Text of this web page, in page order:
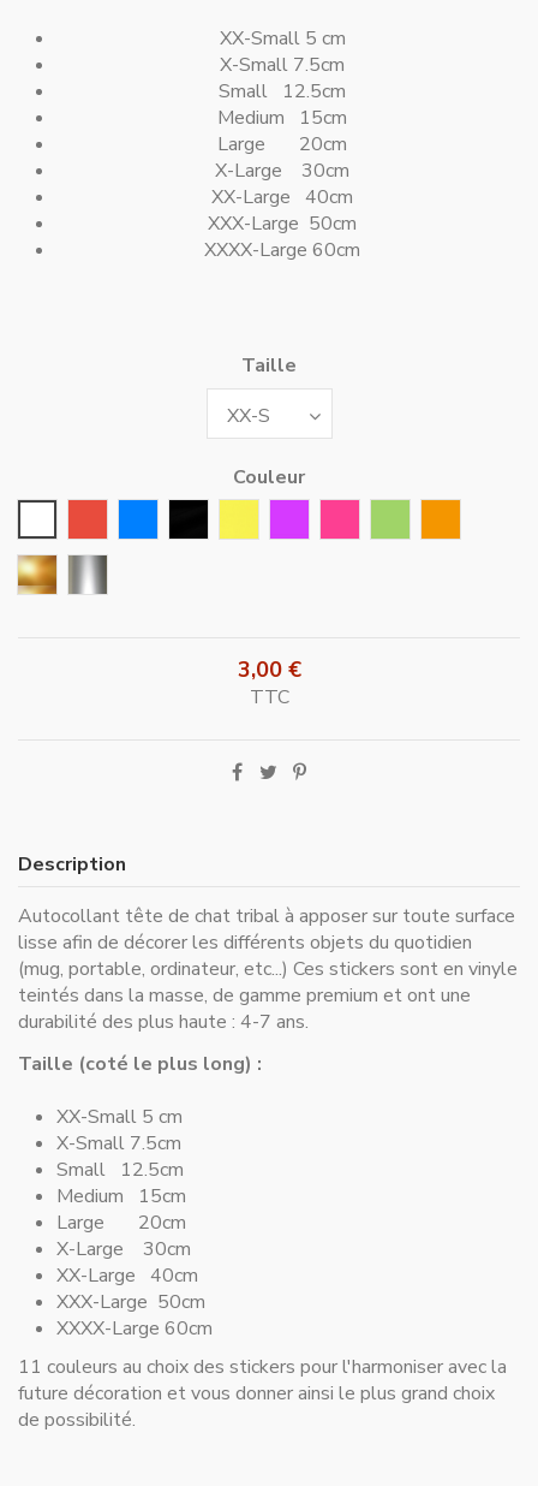
XX-Small 5 cm
X-Small 7.5cm
Small 12.5cm
Medium 15cm
Large 20cm
X-Large 30cm
XX-Large 40cm
XXX-Large 50cm
XXXX-Large 60cm
Taille
Couleur
Or Argent
3,00 €
TTC
Description
Autocollant tête de chat tribal à apposer sur toute surface
lisse afin de décorer les différents objets du quotidien
(mug, portable, ordinateur, etc...) Ces stickers sont en vinyle
teintés dans la masse, de gamme premium et ont une
durabilité des plus haute : 4-7 ans.
Taille (coté le plus long) :
XX-Small 5 cm
X-Small 7.5cm
Small 12.5cm
Medium 15cm
Large 20cm
X-Large 30cm
XX-Large 40cm
XXX-Large 50cm
XXXX-Large 60cm
11 couleurs au choix des stickers pour l'harmoniser avec la
future décoration et vous donner ainsi le plus grand choix
de possibilité.